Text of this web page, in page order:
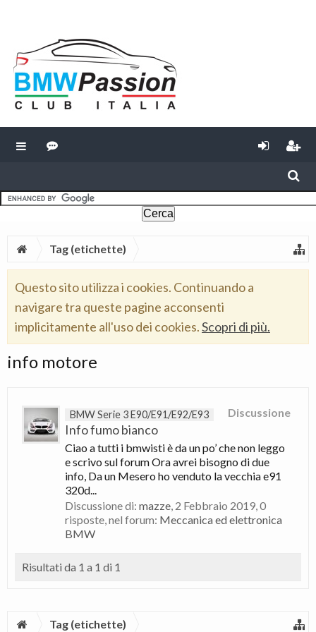
Tag (etichette)
Questo sito utilizza i cookies. Continuando a
navigare tra queste pagine acconsenti
implicitamente all'uso dei cookies.Scopri di più.
info motore
Discussione
BMW Serie 3 E90/E91/E92/E93
Info fumo bianco
Ciao a tutti i bmwisti è da un po’ che non leggo
e scrivo sul forum Ora avrei bisogno di due
info, Da un Mesero ho venduto la vecchia e91
320d...
Discussione di: mazze, 2 Febbraio 2019, 0
risposte, nel forum: Meccanica ed elettronica
BMW
Risultati da 1 a 1 di 1
Tag (etichette)